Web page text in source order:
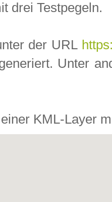
drei Testpegeln.
der URL
Unter
KML-Layer